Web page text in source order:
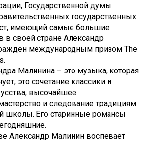
Государственной думы
государственных
имеющий самые большие
в своей стране Александр
международным призом The
Малинина – это музыка, которая
это сочетание классики и
высочайшее
и следование традициям
школы. Его старинные романсы
Александр Малинин воспевает